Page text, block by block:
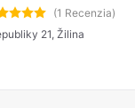
(1 Recenzia)
21, Žilina